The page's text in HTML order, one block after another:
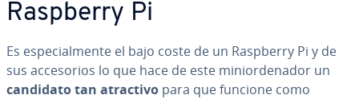
Raspberry Pi
Es es­pe­cia­l­me­n­te el bajo coste de un Raspberry Pi y de
sus ac­ce­so­rios lo que hace de este mi­nio­r­de­na­dor un
candidato tan atractivo para que funcione como